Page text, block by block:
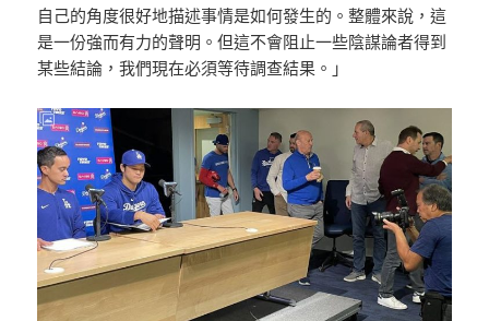
自己的角度很好地描述事情是如何發生的。整體來說，這
是一份強而有力的聲明。但這不會阻止一些陰謀論者得到
某些結論，我們現在必須等待調查結果。」